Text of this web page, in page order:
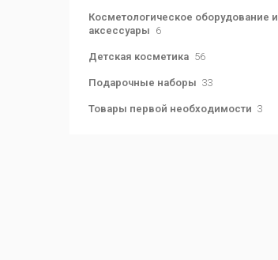
Косметологическое оборудование и
аксессуары 6
Детская косметика 56
Подарочные наборы 33
Товары первой необходимости 3